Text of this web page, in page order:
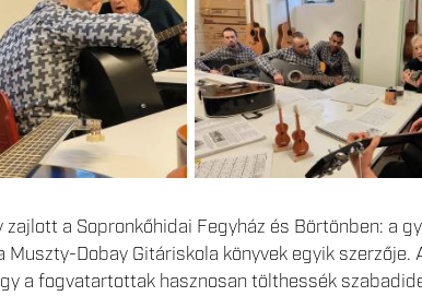
a Sopronkőhidai Fegyház és Börtönben: a
Dobay Gitáriskola könyvek egyik
a fogvatartottak hasznosan tölthessék